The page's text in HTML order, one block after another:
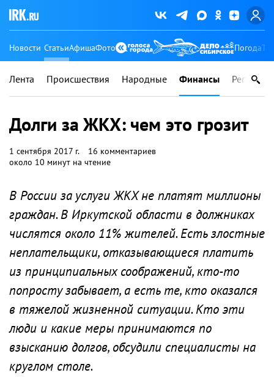
Новости СтатьиАфишаФото Погода
Лента Происшествия Народные Финансы Регионы
Долги за ЖКХ: чем это грозит
1 сентября 2017 г.
16 комментариев
около 10 минут на чтение
В России за услуги ЖКХ не платят миллионы
граждан. В Иркутской области в должниках
числятся около 11% жителей. Есть злостные
неплательщики, отказывающиеся платить
из принципиальных соображений, кто-то
попросту забывает, а есть те, кто оказался
в тяжелой жизненной ситуации. Кто эти
люди и какие меры принимаются по
взысканию долгов, обсудили специалисты на
круглом столе.